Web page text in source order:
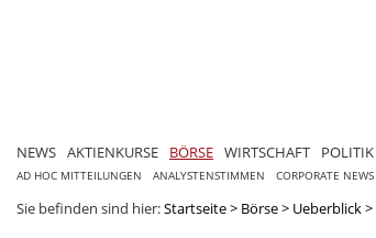
NEWS AKTIENKURSE BÖRSE WIRTSCHAFT POLITIK
AD HOC MITTEILUNGEN ANALYSTENSTIMMEN CORPORATE NEWS
Sie befinden sind hier:Startseite> Börse> Ueberblick>